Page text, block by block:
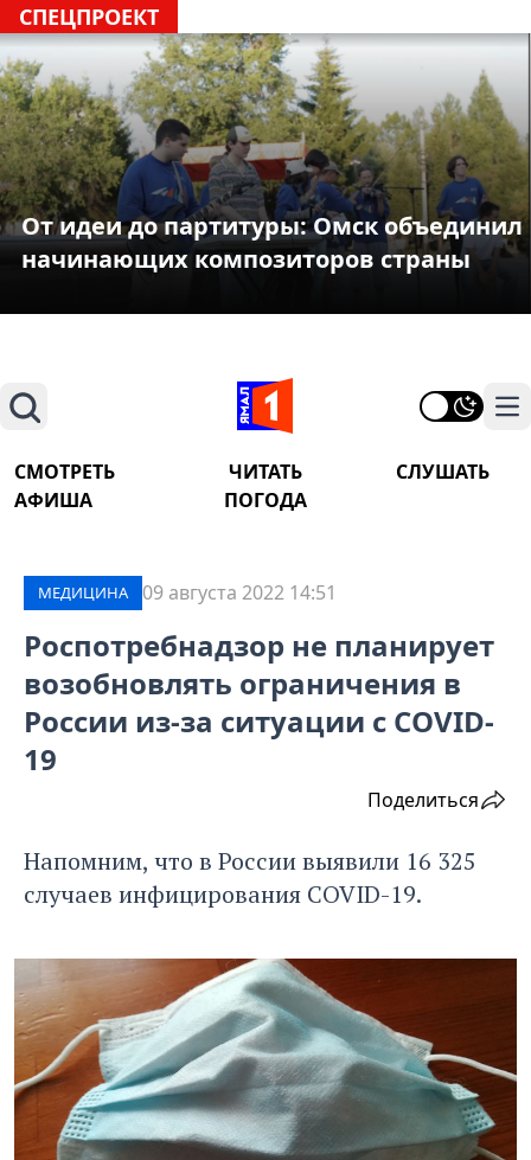
СПЕЦПРОЕКТ
От идеи до партитуры: Омск объединил
начинающих композиторов страны
Поиск
СМОТРЕТЬ ЧИТАТЬ
СЛУШАТЬ
АФИША
ПОГОДА
МЕДИЦИНА 09 августа 2022 14:51
Роспотребнадзор не планирует
возобновлять ограничения в
России из-за ситуации с COVID-
19
Поделиться
Напомним, что в России выявили 16 325
случаев инфицирования COVID-19.